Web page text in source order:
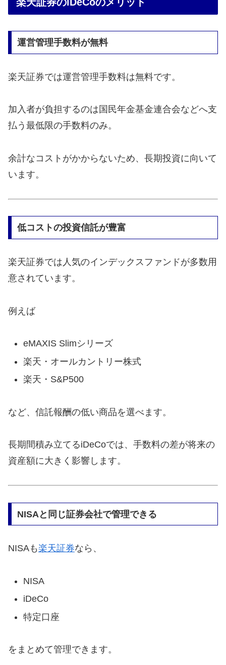
運営管理手数料が無料
楽天証券では運営管理手数料は無料です。
加入者が負担するのは国民年金基金連合会などへ支
払う最低限の手数料のみ。
余計なコストがかからないため、長期投資に向いて
います。
低コストの投資信託が豊富
楽天証券では人気のインデックスファンドが多数用
意されています。
例えば
eMAXIS Slimシリーズ
楽天・オールカントリー株式
楽天・S&P500
など、信託報酬の低い商品を選べます。
長期間積み立てるiDeCoでは、手数料の差が将来の
資産額に大きく影響します。
NISAと同じ証券会社で管理できる
NISAも楽天証券なら、
NISA
iDeCo
特定口座
をまとめて管理できます。